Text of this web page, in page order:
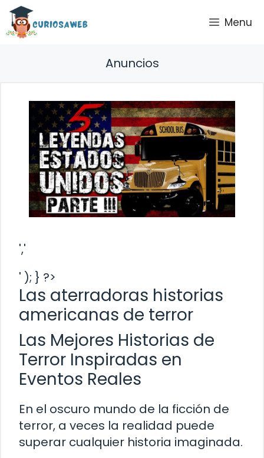
Saltar
contenido
Menu
Anuncios
','
' ); } ?>
Las aterradoras historias
americanas de terror
Las Mejores Historias de
Terror Inspiradas en
Eventos Reales
En el oscuro mundo de la ficción de
terror, a veces la realidad puede
superar cualquier historia imaginada.